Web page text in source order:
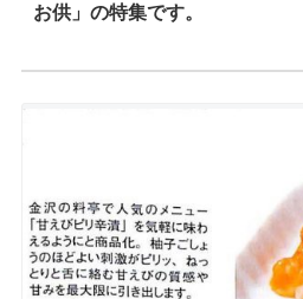
お供」の特集です。